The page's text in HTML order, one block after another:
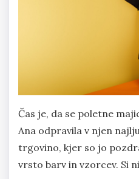
Čas je, da se poletne
Ana odpravila v njen
trgovino, kjer so jo
vrsto barv in vzorcev. Si